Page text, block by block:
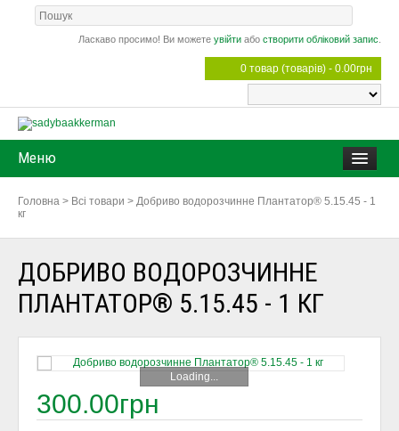
Ласкаво просимо! Ви можете увійти або створити обліковий запис
0 товар (товарів) - 0.00грн
Меню
Головна > Всі товари > Добриво водорозчинне Плантатор® 5.15.45 - 1
кг
ДОБРИВО ВОДОРОЗЧИННЕ
ПЛАНТАТОР® 5.15.45 - 1 КГ
Loading...
300.00грн